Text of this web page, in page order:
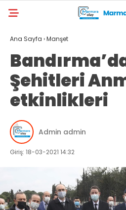
Ana Sayfa ›Manşet
Şehitleri
etkinlikleri
Admin admin
Giriş: 18-03-2021 14:32